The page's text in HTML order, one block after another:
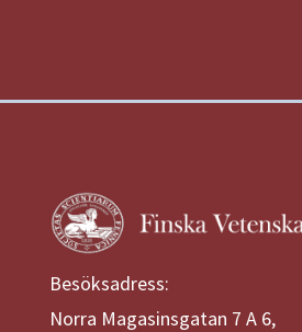
Besöksadress:
Norra Magasinsgatan 7 A 6,